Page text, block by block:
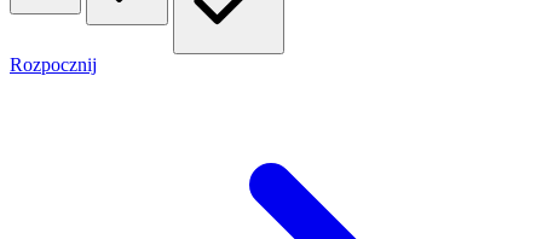
Rozpocznij